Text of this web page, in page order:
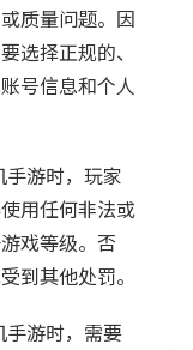
质量问题。因
选择正规的、
号信息和个人
手游时，玩家
用任何非法或
戏等级。否
到其他处罚。
手游时，需要